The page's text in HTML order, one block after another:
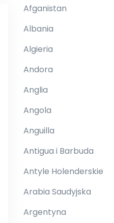
Afganistan
Albania
Algieria
Andora
Anglia
Angola
Anguilla
Antigua i Barbuda
Antyle Holenderskie
Arabia Saudyjska
Argentyna